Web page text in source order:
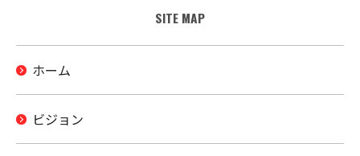
SITE MAP
ホーム
ビジョン